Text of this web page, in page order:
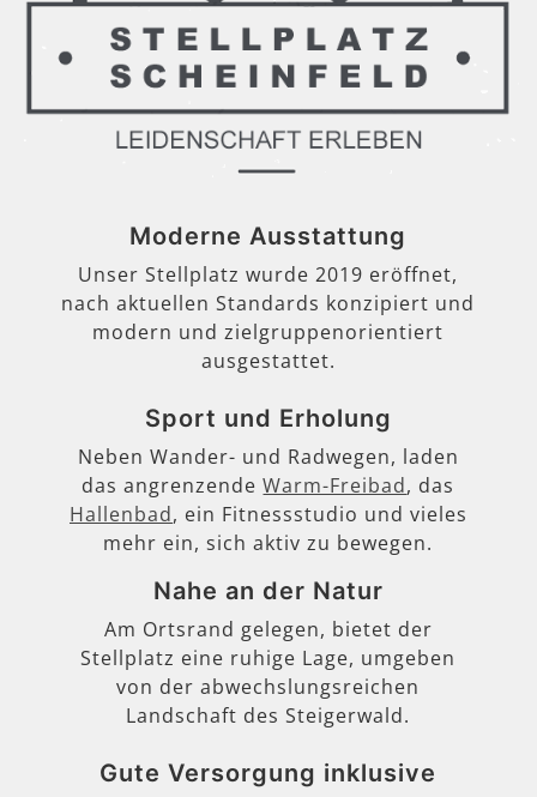
Moderne Ausstattung
Unser Stellplatz wurde 2019 eröffnet,
nach aktuellen Standards konzipiert und
modern und zielgruppenorientiert
ausgestattet.
Sport und Erholung
Neben Wander- und Radwegen, laden
das angrenzendeWarm-Freibad, das
Hallenbad, ein Fitnessstudio und vieles
mehr ein, sich aktiv zu bewegen.
Nahe an der Natur
Am Ortsrand gelegen, bietet der
Stellplatz eine ruhige Lage, umgeben
von der abwechslungsreichen
Landschaft des Steigerwald.
Gute Versorgung inklusive